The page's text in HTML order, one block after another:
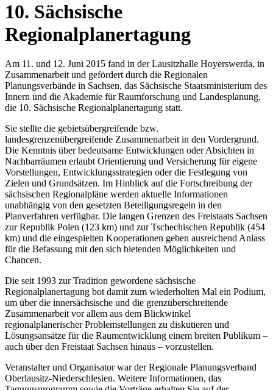
10. Sächsische
Regionalplanertagung
Am 11. und 12. Juni 2015 fand in der Lausitzhalle Hoyerswerda, in
Zusammenarbeit und gefördert durch die Regionalen
Planungsverbände in Sachsen, das Sächsische Staatsministerium des
Innern und die Akademie für Raumforschung und Landesplanung,
die 10. Sächsische Regionalplanertagung statt.
Sie stellte die gebietsübergreifende bzw.
landesgrenzenübergreifende Zusammenarbeit in den Vordergrund.
Die Kenntnis über bedeutsame Entwicklungen oder Absichten in
Nachbarräumen erlaubt Orientierung und Versicherung für eigene
Vorstellungen, Entwicklungsstrategien oder die Festlegung von
Zielen und Grundsätzen. Im Hinblick auf die Fortschreibung der
sächsischen Regionalpläne werden aktuelle Informationen
unabhängig von den gesetzten Beteiligungsregeln in den
Planverfahren verfügbar. Die langen Grenzen des Freistaats Sachsen
zur Republik Polen (123 km) und zur Tschechischen Republik (454
km) und die eingespielten Kooperationen geben ausreichend Anlass
für die Befassung mit den sich bietenden Möglichkeiten und
Chancen.
Die seit 1993 zur Tradition gewordene sächsische
Regionalplanertagung bot damit zum wiederholten Mal ein Podium,
um über die innersächsische und die grenzüberschreitende
Zusammenarbeit vor allem aus dem Blickwinkel
regionalplanerischer Problemstellungen zu diskutieren und
Lösungsansätze für die Raumentwicklung einem breiten Publikum –
auch über den Freistaat Sachsen hinaus – vorzustellen.
Veranstalter und Organisator war der Regionale Planungsverband
Oberlausitz-Niederschlesien. Weitere Informationen, das